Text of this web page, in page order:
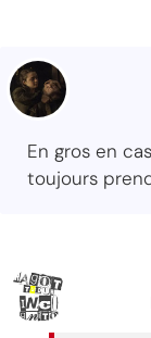
En gros en
toujours